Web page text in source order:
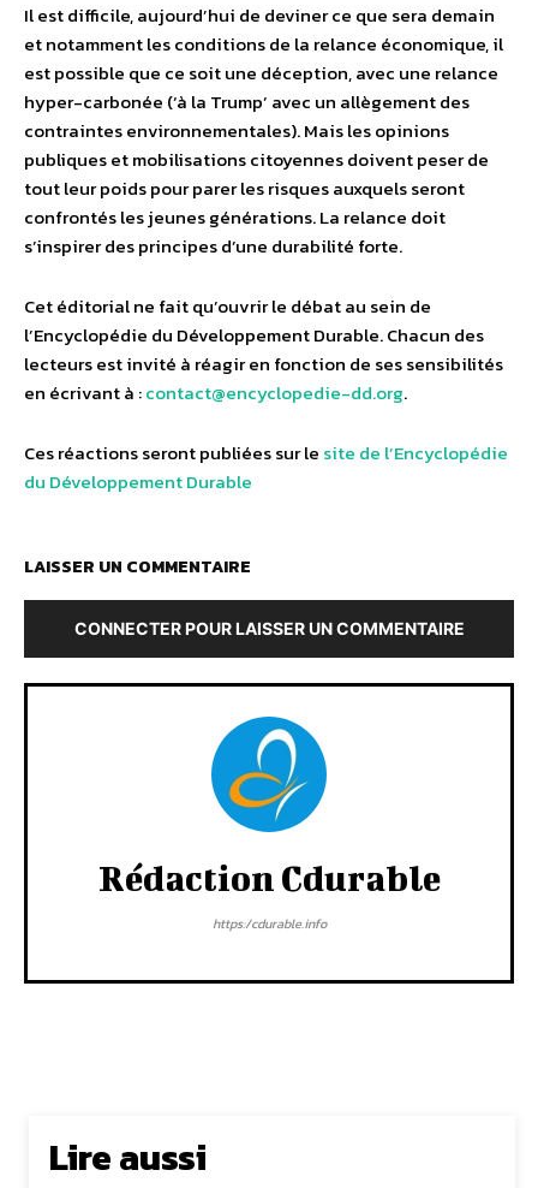
Il est difficile, aujourd’hui de deviner ce que sera demain
et notamment les conditions de la relance économique, il
est possible que ce soit une déception, avec une relance
hyper-carbonée (‘à la Trump’ avec un allègement des
contraintes environnementales). Mais les opinions
publiques et mobilisations citoyennes doivent peser de
tout leur poids pour parer les risques auxquels seront
confrontés les jeunes générations. La relance doit
s’inspirer des principes d’une durabilité forte.
Cet éditorial ne fait qu’ouvrir le débat au sein de
l’Encyclopédie du Développement Durable. Chacun des
lecteurs est invité à réagir en fonction de ses sensibilités
en écrivant à :contact@encyclopedie-dd.org.
Ces réactions seront publiées sur le site de l’Encyclopédie
du Développement Durable
LAISSER UN COMMENTAIRE
CONNECTER POUR LAISSER UN COMMENTAIRE
Rédaction Cdurable
https:/cdurable.info
Lire aussi